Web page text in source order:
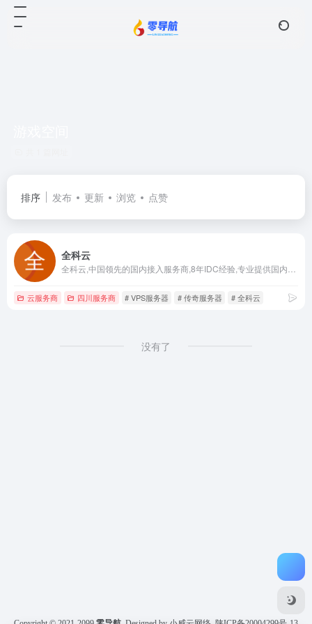
排序 发布 更新 浏览 点赞
全科云
云服务商 四川服务商 # VPS服务器 # 传奇服务器 # 全科云
没有了